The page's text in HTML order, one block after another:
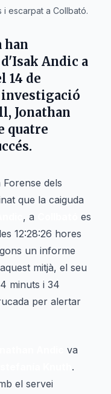
escarpat a Collbató.
han
Andic a
14 de
investigació
Jonathan
quatre
dels
que la caiguda
, a
es
12:28:26 hores
un informe
mitjà, el seu
minuts i 34
per alertar
va
.
el servei